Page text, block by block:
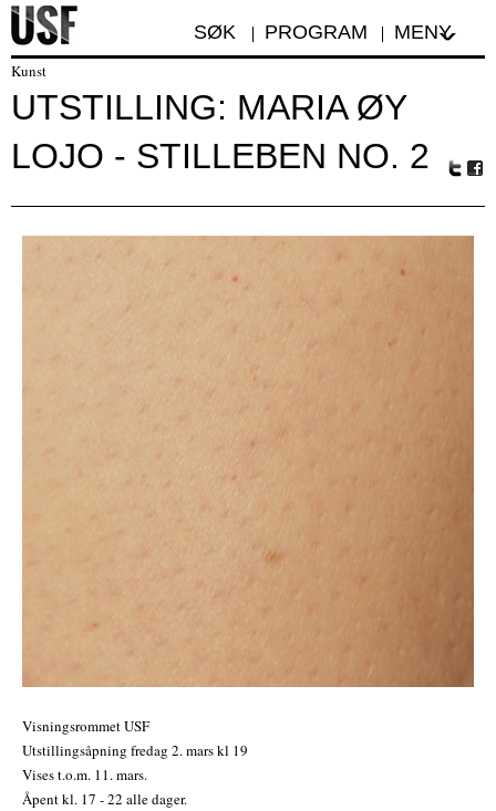
SØK PROGRAM MENY
Kunst
UTSTILLING: MARIA ØY
LOJO - STILLEBEN NO. 2
r
oo
Visningsrommet USF
Utstillingsåpning fredag 2. mars kl 19
Vises t.o.m. 11. mars.
Åpent kl. 17 - 22 alle dager.